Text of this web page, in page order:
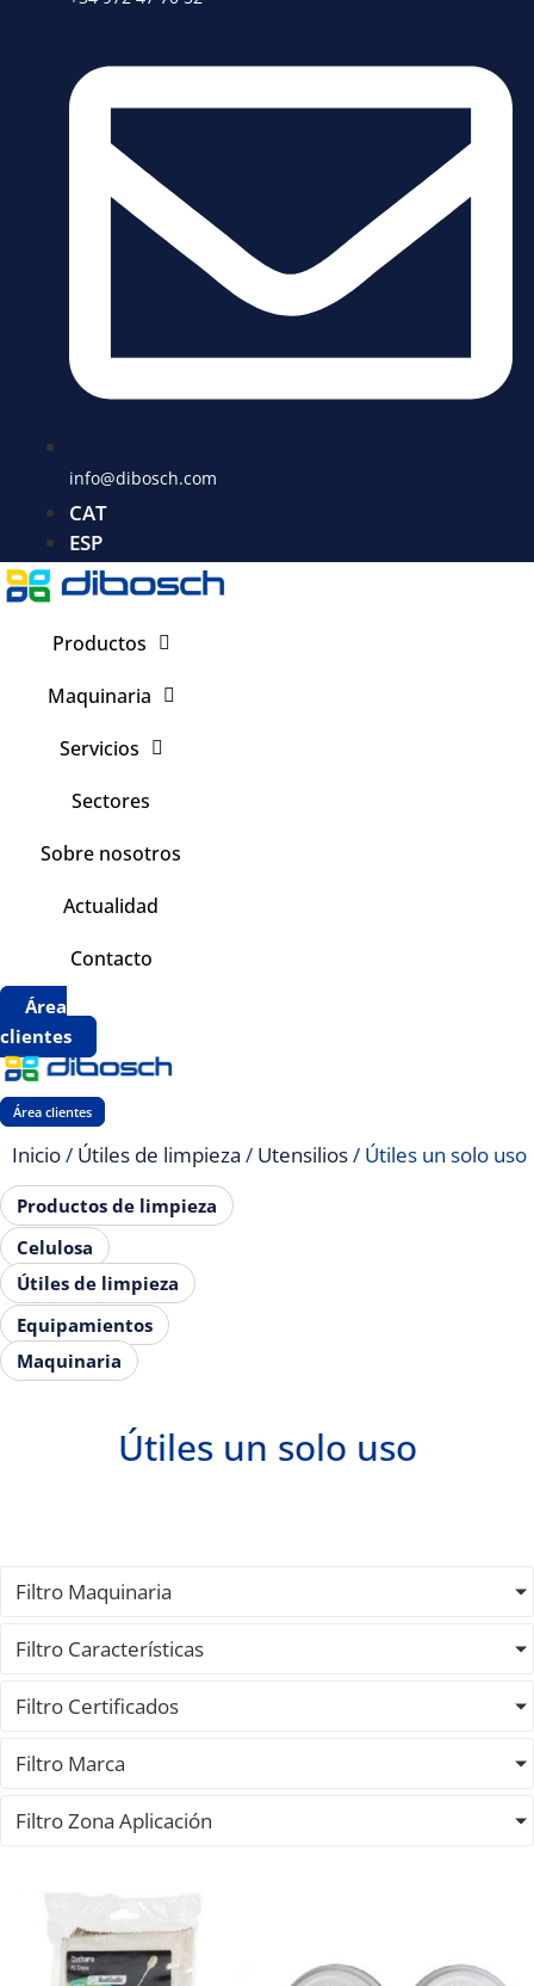
info@dibosch.com
CAT
ESP
Productos
Maquinaria
Servicios
Sectores
Sobre nosotros
Actualidad
Contacto
Área
clientes
Área clientes
Inicio/ Útiles de limpieza / Utensilios/ Útiles un solo uso
Productos de limpieza
Celulosa
Útiles de limpieza
Equipamientos
Maquinaria
Útiles un solo uso
Filtro Maquinaria
Filtro Características
Filtro Certificados
Filtro Marca
Filtro Zona Aplicación